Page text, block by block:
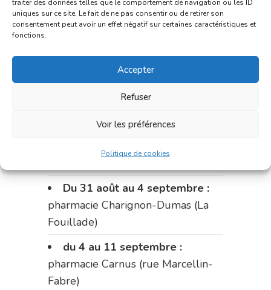
traiter des données telles que le comportement de navigation ou les ID
uniques sur ce site. Le fait de ne pas consentir ou de retirer son
consentement peut avoir un effet négatif sur certaines caractéristiques et
fonctions.
Accepter
Refuser
Voir les préférences
Politique de cookies
Le 17 août :pharmacie
Palobart (Laguépie)
du 21 au 28 août :
Dupont (place de la République)
Du 31 août au 4 septembre :
pharmacie Charignon-Dumas (La
Fouillade)
du 4 au 11 septembre :
pharmacie Carnus (rue Marcellin-
Fabre)